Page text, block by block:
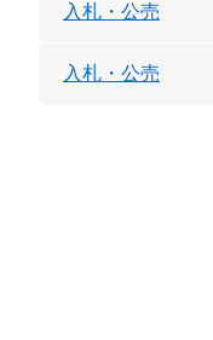
入札・公売
入札・公売